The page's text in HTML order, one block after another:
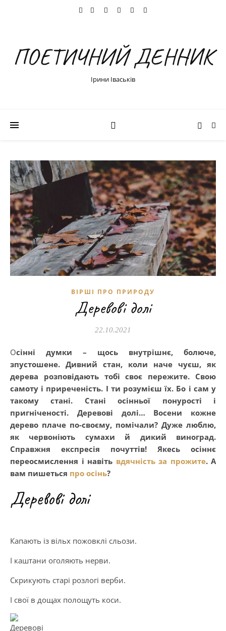
ПОЕТИЧНИЙ ДЕННИК
Ірини Іваськів
ВІРШІ ПРО ПРИРОДУ
Деревові долі
22.10.2021
Осінні думки – щось внутрішнє, болюче,
зпустошене. Дивний стан, коли наче чуєш, як
дерева розповідають тобі своє пережите. Свою
самоту і приреченість. І ти розумієш їх. Бо і сам у
такому стані. Стані осінньої понурості і
пригніченості. Деревові долі… Восени кожне
дерево плаче по-своєму, помічали? Дуже люблю,
як червоніють сумахи й дикий виноград.
Справжня експресія почуттів! Якесь осіннє
переосмислення і навіть вдячність за прожите. А
вам пишеться про осінь?
Деревові долі
Капають із вільх пожовклі сльози.
І каштани оголяють нерви.
Скрикують старі розлогі верби.
І свої в дощах полощуть коси.